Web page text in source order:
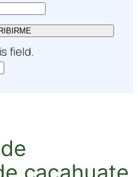
field.